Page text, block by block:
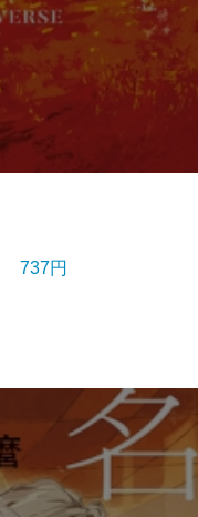
8 737円